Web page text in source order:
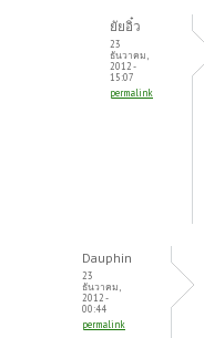
ยัยอิ๋ว
23
ธันวาคม,
2012 -
15:07
permalink
Dauphin
23
ธันวาคม,
2012 -
00:44
permalink